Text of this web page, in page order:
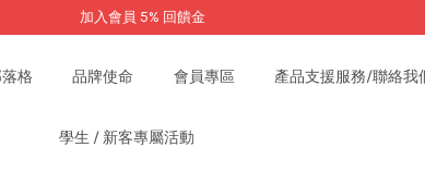
加入會員 5% 回饋金
格 品牌使命 會員專區 產品支援服務/聯絡我
學生 / 新客專屬活動